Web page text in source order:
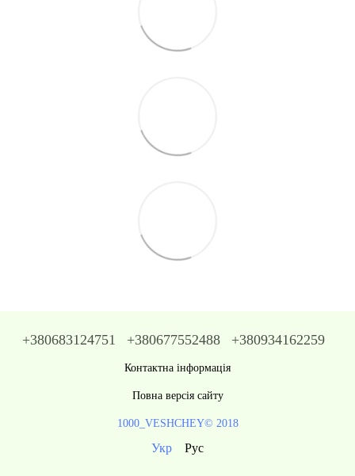
+380683124751 +380677552488 +380934162259
Контактна інформація
Повна версія сайту
1000_VESHCHEY© 2018
Укр Рус